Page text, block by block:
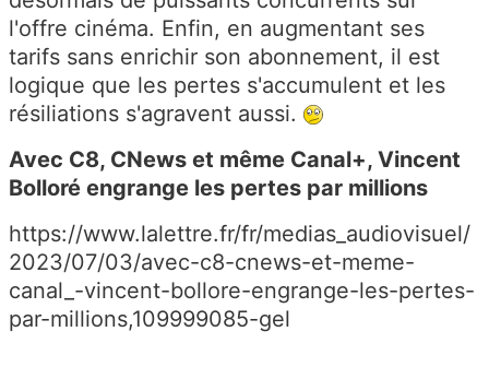
l'offre cinéma. Enfin, en augmentant ses
tarifs sans enrichir son abonnement, il est
logique que les pertes s'accumulent et les
résiliations s'agravent aussi.
Avec C8, CNews et même Canal+, Vincent
Bolloré engrange les pertes par millions
https://www.lalettre.fr/fr/medias_audiovisuel/
2023/07/03/avec-c8-cnews-et-meme-
canal_-vincent-bollore-engrange-les-pertes-
par-millions,109999085-gel